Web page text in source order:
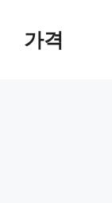
가격